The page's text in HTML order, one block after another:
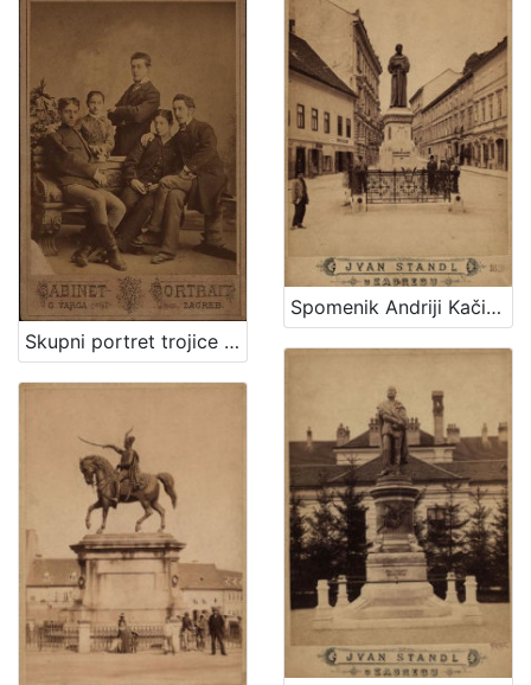
Skupni portret trojice muškaraca i dvoje djece / G. Varga
Spomenik Andriji Kačiću Miošiću : Mesnička ulica / Ivan Standl